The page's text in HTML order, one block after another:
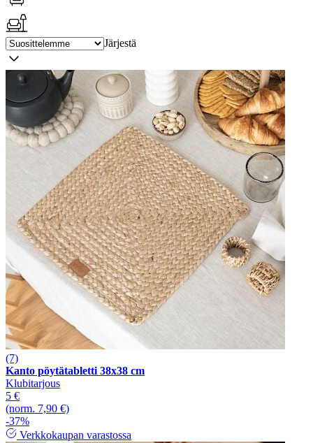
Järjestä
(7)
Kanto pöytätabletti 38x38 cm
Klubitarjous
5 €
(norm. 7,90 €)
-37%
Verkkokaupan varastossa